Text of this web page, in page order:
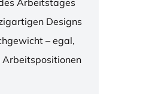
Arbeitstages
Designs
– egal,
Arbeitspositionen